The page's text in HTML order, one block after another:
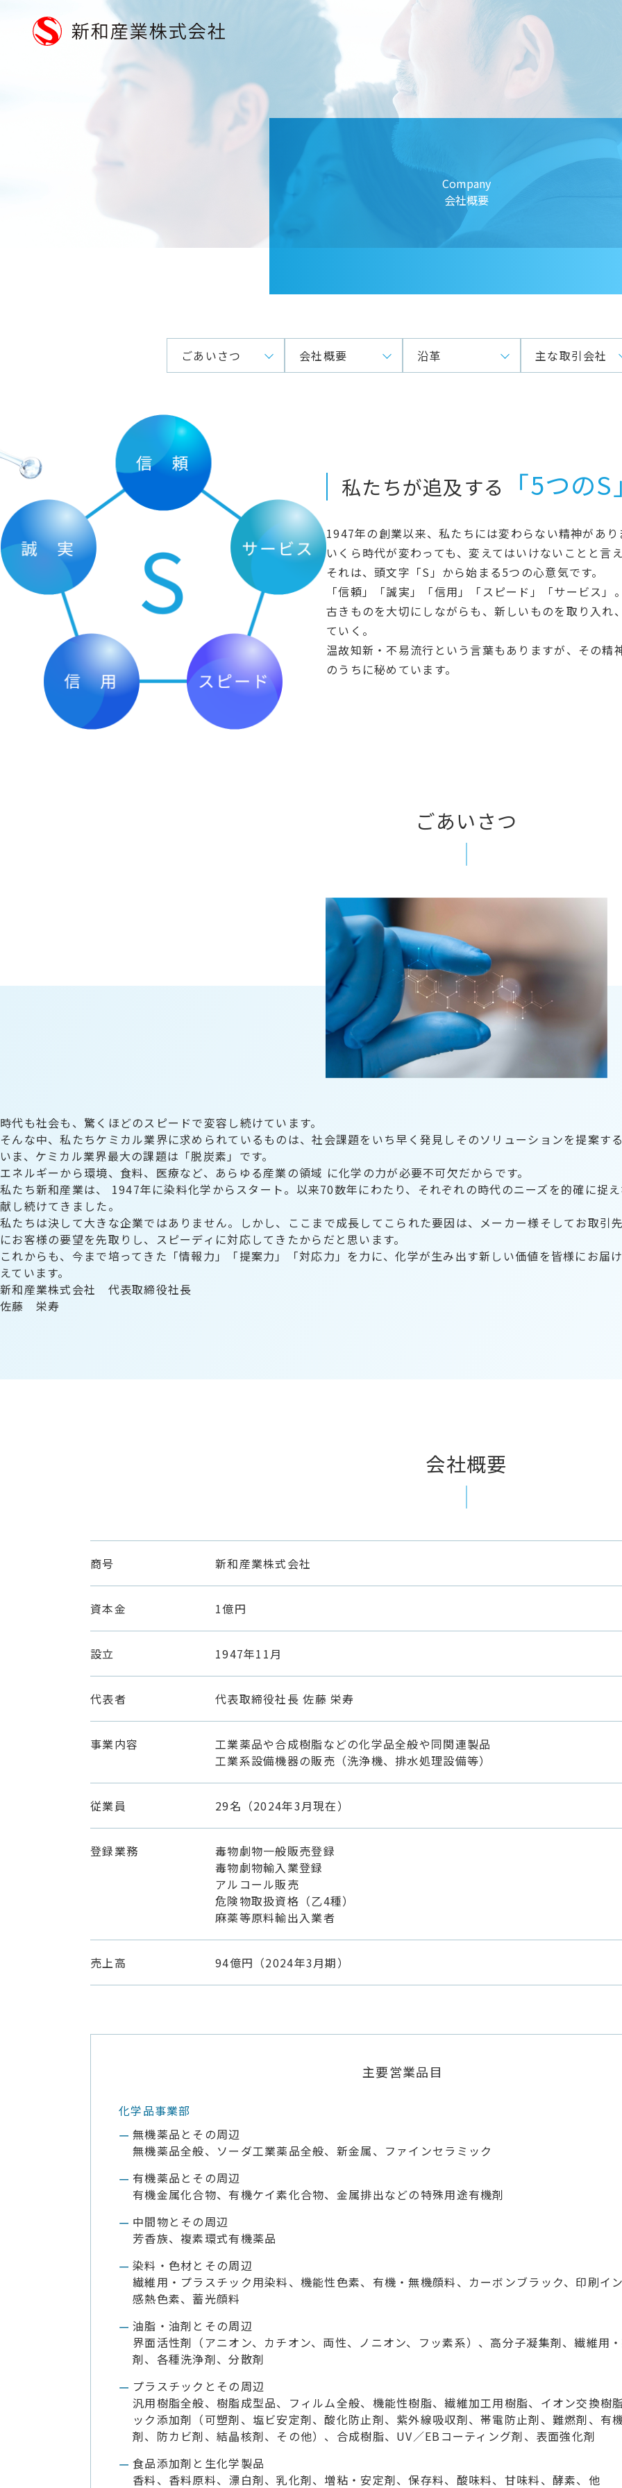
Company
会社概要
ごあいさつ 会社概要 沿革 主な取引会社
私たちが追及する 「5つのS」
1947年の創業以来、私たちには変わらない精神があり
いくら時代が変わっても、変えてはいけないことと言
それは、頭文字「S」から始まる5つの心意気です。
「信頼」「誠実」「信用」「スピード」「サービス」。
古きものを大切にしながらも、新しいものを取り入れ
ていく。
温故知新・不易流行という言葉もありますが、その精
のうちに秘めています。
ごあいさつ
時代も社会も、驚くほどのスピードで変容し続けています。
そんな中、私たちケミカル業界に求められているものは、社会課題をいち早く発見しそのソリューションを提案する
いま、ケミカル業界最大の課題は「脱炭素」です。
エネルギーから環境、食料、医療など、あらゆる産業の領域 に化学の力が必要不可欠だからです。
私たち新和産業は、 1947年に染料化学からスタート。以来70数年にわたり、それぞれの時代のニーズを的確に捉
献し続けてきました。
私たちは決して大きな企業ではありません。しかし、ここまで成長してこられた要因は、メーカー様そしてお取引
にお客様の要望を先取りし、スピーディに対応してきたからだと思います。
これからも、今まで培ってきた「情報力」「提案力」「対応力」を力に、化学が生み出す新しい価値を皆様にお届
えています。
新和産業株式会社 代表取締役社長
佐藤 栄寿
会社概要
商号 新和産業株式会社
資本金 1億円
設立 1947年11月
代表者 代表取締役社長 佐藤 栄寿
事業内容
工業薬品や合成樹脂などの化学品全般や同関連製品
工業系設備機器の販売（洗浄機、排水処理設備等）
従業員 29名（2024年3月現在）
登録業務
毒物劇物一般販売登録
毒物劇物輸入業登録
アルコール販売
危険物取扱資格（乙4種）
麻薬等原料輸出入業者
売上高 94億円（2024年3月期）
主要営業品目
化学品事業部
無機薬品とその周辺
無機薬品全般、ソーダ工業薬品全般、新金属、ファインセラミック
有機薬品とその周辺
有機金属化合物、有機ケイ素化合物、金属排出などの特殊用途有機剤
中間物とその周辺
芳香族、複素環式有機薬品
染料・色材とその周辺
繊維用・プラスチック用染料、機能性色素、有機・無機顔料、カーボンブラック、印刷イ
感熱色素、蓄光顔料
油脂・油剤とその周辺
界面活性剤（アニオン、カチオン、両性、ノニオン、フッ素系）、高分子凝集剤、繊維用
剤、各種洗浄剤、分散剤
プラスチックとその周辺
汎用樹脂全般、樹脂成型品、フィルム全般、機能性樹脂、繊維加工用樹脂、イオン交換樹
ック添加剤（可塑剤、塩ビ安定剤、酸化防止剤、紫外線吸収剤、帯電防止剤、難燃剤、有
剤、防カビ剤、結晶核剤、その他）、合成樹脂、UV／EBコーティング剤、表面強化剤
食品添加剤と生化学製品
香料、香料原料、漂白剤、乳化剤、増粘・安定剤、保存料、酸味料、甘味料、酵素、他